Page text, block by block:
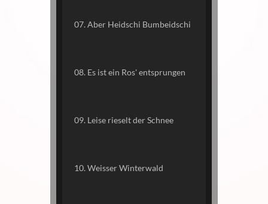
07. Aber Heidschi Bumbeidschi
08. Es ist ein Ros' entsprungen
09. Leise rieselt der Schnee
10. Weisser Winterwald